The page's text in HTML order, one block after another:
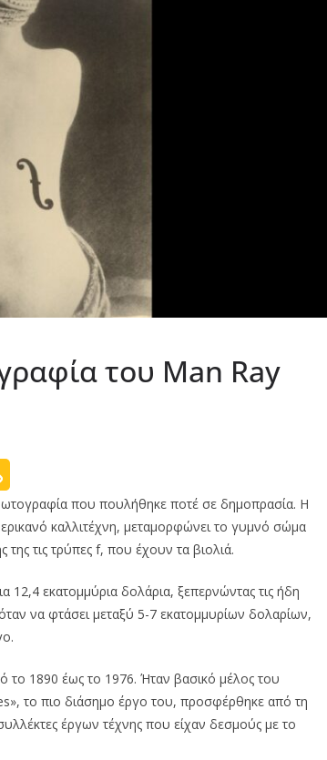
του Man Ray
που πουλήθηκε ποτέ σε δημοπρασία. Η
καλλιτέχνη, μεταμορφώνει το γυμνό σώμα
της τις τρύπες f, που έχουν τα βιολιά.
εκατομμύρια δολάρια, ξεπερνώντας τις ήδη
να φτάσει μεταξύ 5-7 εκατομμυρίων δολαρίων,
το 1890 έως το 1976. Ήταν βασικό μέλος του
το πιο διάσημο έργο του, προσφέρθηκε από τη
έργων τέχνης που είχαν δεσμούς με το